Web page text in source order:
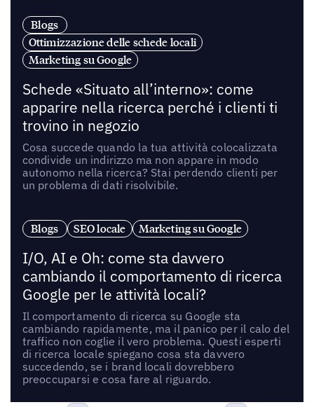
Blogs
Ottimizzazione delle schede locali
Marketing su Google
Schede «Situato all’interno»: come
apparire nella ricerca perché i clienti ti
trovino in negozio
Cosa succede quando la tua attività colocalizzata
condivide un indirizzo ma non appare in modo
autonomo nella ricerca? Stai perdendo clienti per
un problema di dati risolvibile.
Blogs SEO locale Marketing su Google
I/O, AI e Oh: come sta davvero
cambiando il comportamento di ricerca
Google per le attività locali?
Il comportamento di ricerca su Google sta
cambiando rapidamente, ma il panico per il calo del
traffico non coglie il vero problema. Questi esperti
di ricerca locale spiegano cosa sta davvero
succedendo, se i brand locali dovrebbero
preoccuparsi e cosa fare al riguardo.